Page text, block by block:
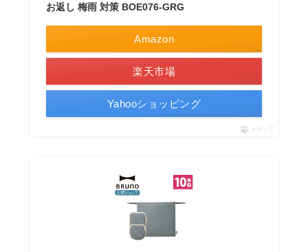
お返し 梅雨 対策 BOE076-GRG
Amazon
楽天市場
Yahooショッピング
ポチップ